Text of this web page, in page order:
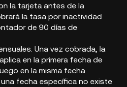
la tarjeta antes de la
la tasa por inactividad
de 90 días de
Una vez cobrada, la
en la primera fecha de
en la misma fecha
fecha específica no existe